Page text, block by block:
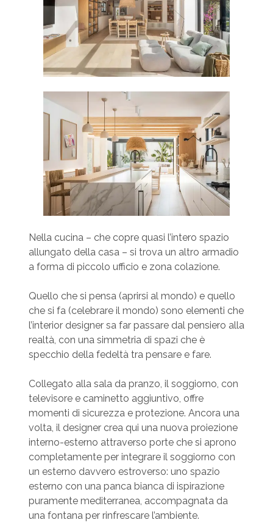
Nella cucina – che copre quasi l’intero spazio
allungato della casa – si trova un altro armadio
a forma di piccolo ufficio e zona colazione.
Quello che si pensa (aprirsi al mondo) e quello
che si fa (celebrare il mondo) sono elementi che
l’interior designer sa far passare dal pensiero alla
realtà, con una simmetria di spazi che è
specchio della fedeltà tra pensare e fare.
Collegato alla sala da pranzo, il soggiorno, con
televisore e caminetto aggiuntivo, offre
momenti di sicurezza e protezione. Ancora una
volta, il designer crea qui una nuova proiezione
interno-esterno attraverso porte che si aprono
completamente per integrare il soggiorno con
un esterno davvero estroverso: uno spazio
esterno con una panca bianca di ispirazione
puramente mediterranea, accompagnata da
una fontana per rinfrescare l’ambiente.